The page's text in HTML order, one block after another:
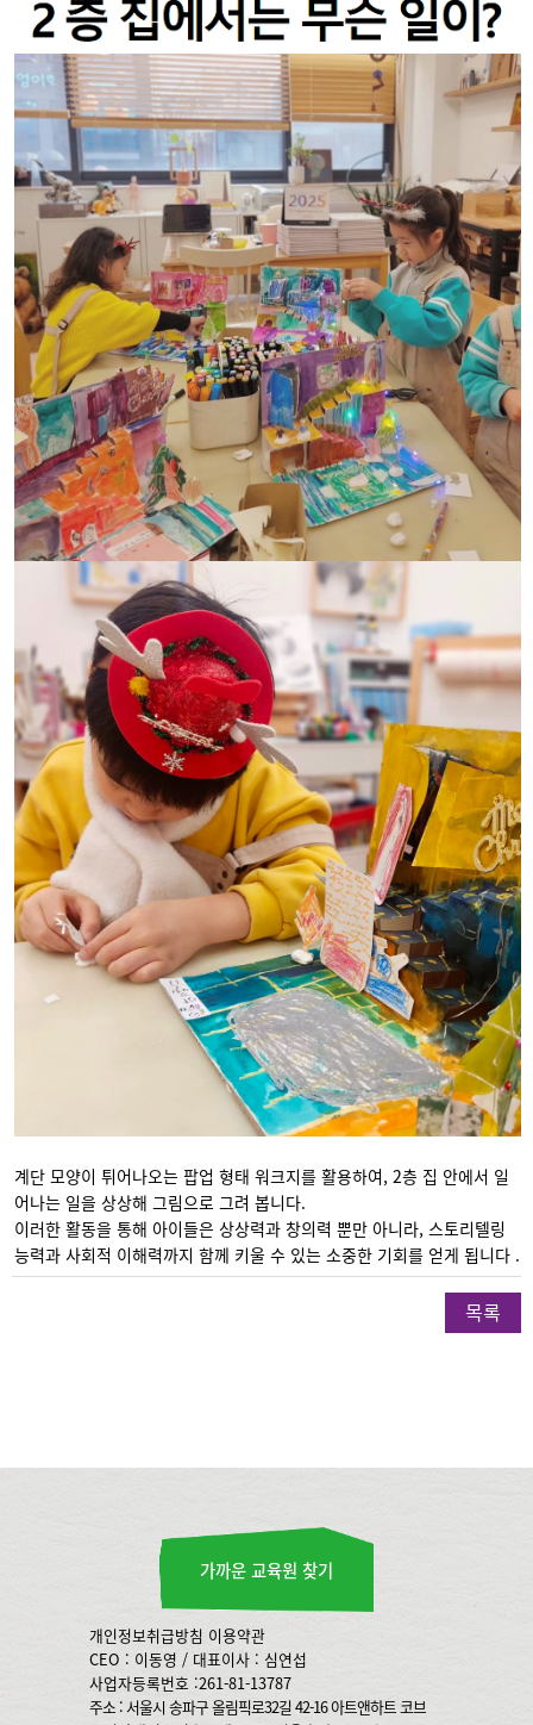
계단 모양이 튀어나오는 팝업 형태 워크지를 활용하여, 2층 집 안에서 일
어나는 일을 상상해 그림으로 그려 봅니다.
이러한 활동을 통해 아이들은 상상력과 창의력 뿐만 아니라, 스토리텔링
능력과 사회적 이해력까지 함께 키울 수 있는 소중한 기회를 얻게 됩니다 .
목록
개인정보취급방침 이용약관
CEO : 이동영 / 대표이사 : 심연섭
사업자등록번호 :261-81-13787
주소 : 서울시 송파구 올림픽로32길 42-16 아트앤하트 코브
가까운 교육원 찾기